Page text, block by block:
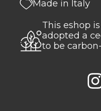
Made in Italy
This eshop
adopted a
to be